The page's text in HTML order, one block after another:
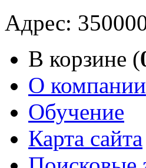
Адрес:
В корзине (
О компании
Обучение
Карта сайта